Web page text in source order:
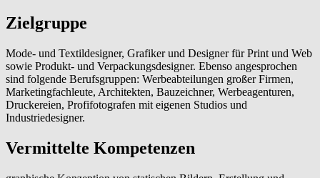
Zielgruppe
Mode- und Textildesigner, Grafiker und Designer für Print und Web
sowie Produkt- und Verpackungsdesigner. Ebenso angesprochen
sind folgende Berufsgruppen: Werbeabteilungen großer Firmen,
Marketingfachleute, Architekten, Bauzeichner, Werbeagenturen,
Druckereien, Profifotografen mit eigenen Studios und
Industriedesigner.
Vermittelte Kompetenzen